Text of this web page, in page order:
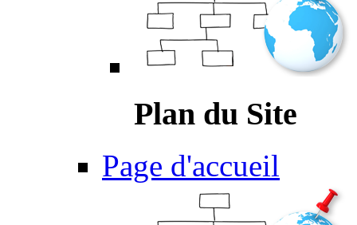
Plan du Site
Page d'accueil